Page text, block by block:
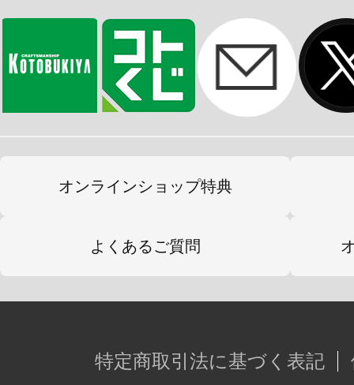
オンラインショップ特典
よくあるご質問
特定商取引法に基づく表記